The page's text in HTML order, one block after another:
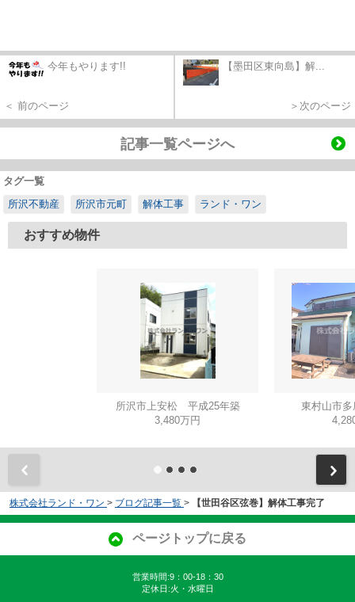
今年もやります!!
＜ 前のページ
【墨田区東向島】解...
＞次のページ
記事一覧ページへ
タグ一覧
所沢不動産
所沢市元町 解体工事 ランド・ワン
おすすめ物件
所沢市上安松 平成25年築
3,480万円
東村山市
株式会社ランド・ワン > ブログ記事一覧 > 【世田谷区弦巻】解体工事完了
ページトップに戻る
営業時間:9：00-18：30
定休日:火・水曜日